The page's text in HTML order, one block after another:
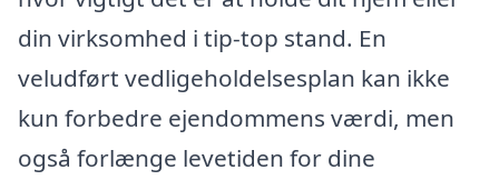
din virksomhed i tip-top stand. En
veludført vedligeholdelsesplan kan ikke
kun forbedre ejendommens værdi, men
også forlænge levetiden for dine